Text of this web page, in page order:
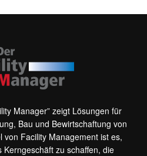
Manager” zeigt Lösungen für
Bau und Bewirtschaftung von
Facility Management ist es,
zu schaffen, die